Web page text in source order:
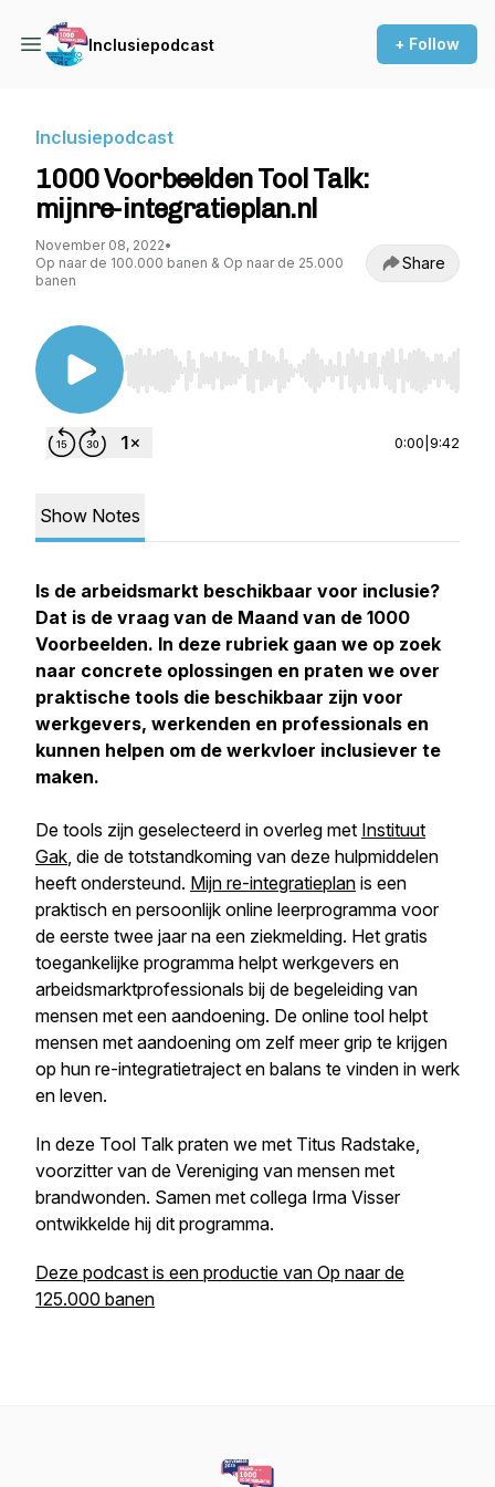
Inclusiepodcast + Follow
Inclusiepodcast
1000 Voorbeelden Tool Talk:
mijnre-integratieplan.nl
November 08, 2022•
Op naar de 100.000 banen & Op naar de 25.000
banen
Share
Use Left/Right to seek, Home/End to jump to
0:00 9:42
Show Notes
Is de arbeidsmarkt beschikbaar voor inclusie?
Dat is de vraag van de Maand van de 1000
Voorbeelden. In deze rubriek gaan we op zoek
naar concrete oplossingen en praten we over
praktische tools die beschikbaar zijn voor
werkgevers, werkenden en professionals en
kunnen helpen om de werkvloer inclusiever te
maken.
De tools zijn geselecteerd in overleg met Instituut
Gak, die de totstandkoming van deze hulpmiddelen
heeft ondersteund. Mijn re-integratieplan is een
praktisch en persoonlijk online leerprogramma voor
de eerste twee jaar na een ziekmelding. Het gratis
toegankelijke programma helpt werkgevers en
arbeidsmarktprofessionals bij de begeleiding van
mensen met een aandoening. De online tool helpt
mensen met aandoening om zelf meer grip te krijgen
op hun re-integratietraject en balans te vinden in werk
en leven.
In deze Tool Talk praten we met Titus Radstake,
voorzitter van de Vereniging van mensen met
brandwonden. Samen met collega Irma Visser
ontwikkelde hij dit programma.
Deze podcast is een productie van Op naar de
125.000 banen